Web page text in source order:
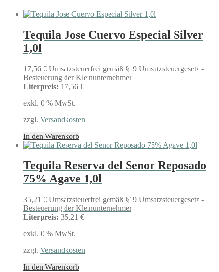
Tequila Jose Cuervo Especial Silver
1,0l
17,56 € Umsatzsteuerfrei gemäß §19 Umsatzsteuergesetz -
Besteuerung der Kleinunternehmer
Literpreis: 17,56 €
exkl. 0 % MwSt.
zzgl. Versandkosten
In den Warenkorb
Tequila Reserva del Senor Reposado
75% Agave 1,0l
35,21 € Umsatzsteuerfrei gemäß §19 Umsatzsteuergesetz -
Besteuerung der Kleinunternehmer
Literpreis: 35,21 €
exkl. 0 % MwSt.
zzgl. Versandkosten
In den Warenkorb